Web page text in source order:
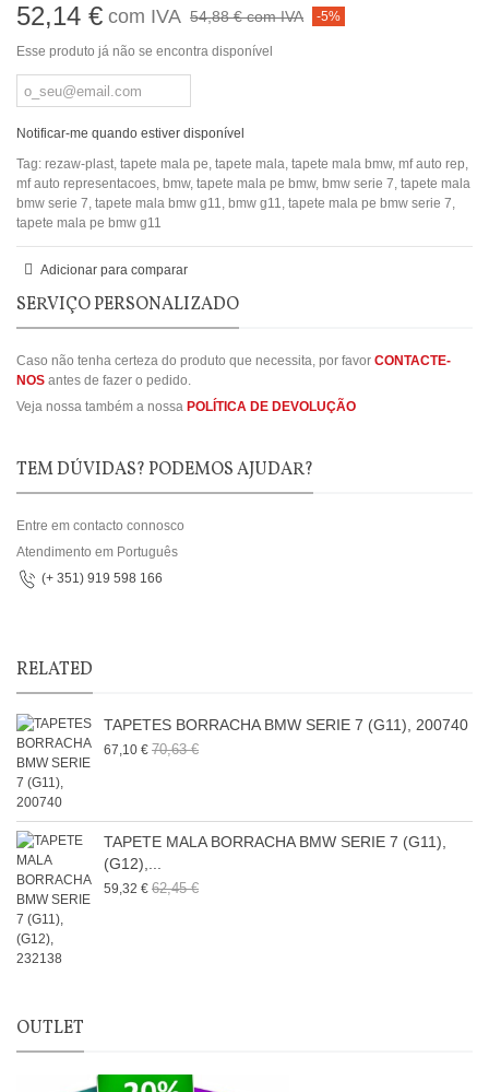
52,14 € com IVA 54,88 €com IVA -5%
Esse produto já não se encontra disponível
Notificar-me quando estiver disponível
Tag: rezaw-plast, tapete mala pe, tapete mala, tapete mala bmw, mf auto rep,
mf auto representacoes, bmw, tapete mala pe bmw, bmw serie 7, tapete mala
bmw serie 7, tapete mala bmw g11, bmw g11, tapete mala pe bmw serie 7,
tapete mala pe bmw g11
Adicionar para comparar
SERVIÇO PERSONALIZADO
Caso não tenha certeza do produto que necessita, por favor CONTACTE-
NOS antes de fazer o pedido.
Veja nossa também a nossa POLÍTICA DE DEVOLUÇÃO
TEM DÚVIDAS? PODEMOS AJUDAR?
Entre em contacto connosco
Atendimento em Português
(+ 351) 919 598 166
RELATED
TAPETES BORRACHA BMW SERIE 7 (G11), 200740
67,10 € 70,63 €
TAPETE MALA BORRACHA BMW SERIE 7 (G11),
(G12),...
59,32 € 62,45 €
OUTLET